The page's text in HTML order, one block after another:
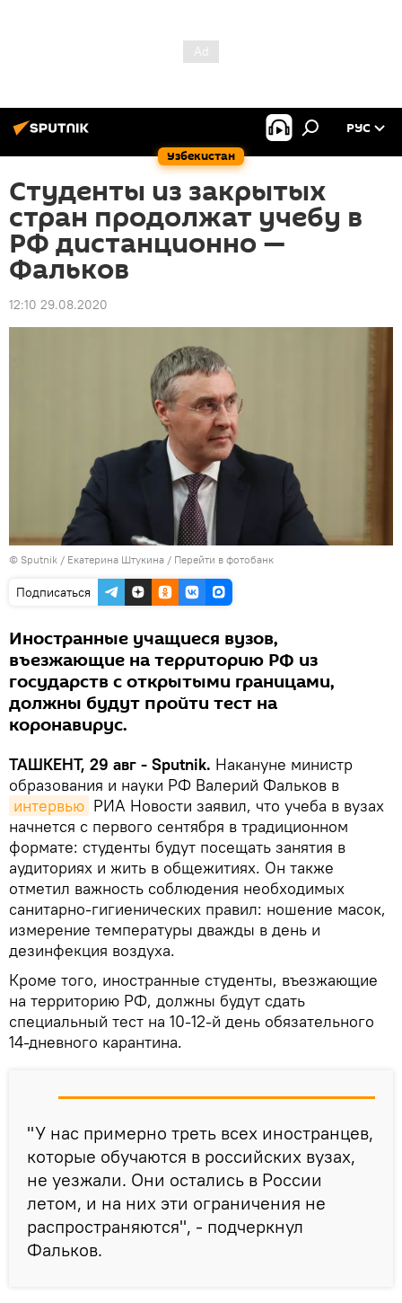
Узбекистан
РУС
Студенты из закрытых
стран продолжат учебу в
РФ дистанционно —
Фальков
12:10 29.08.2020
© Sputnik / Екатерина Штукина / Перейти в фотобанк
Подписаться
Иностранные учащиеся вузов,
въезжающие на территорию РФ из
государств с открытыми границами,
должны будут пройти тест на
коронавирус.
ТАШКЕНТ, 29 авг - Sputnik. Накануне министр
образования и науки РФ Валерий Фальков в
интервью РИА Новости заявил, что учеба в вузах
начнется с первого сентября в традиционном
формате: студенты будут посещать занятия в
аудиториях и жить в общежитиях. Он также
отметил важность соблюдения необходимых
санитарно-гигиенических правил: ношение масок,
измерение температуры дважды в день и
дезинфекция воздуха.
Кроме того, иностранные студенты, въезжающие
на территорию РФ, должны будут сдать
специальный тест на 10-12-й день обязательного
14-дневного карантина.
"У нас примерно треть всех иностранцев,
которые обучаются в российских вузах,
не уезжали. Они остались в России
летом, и на них эти ограничения не
распространяются", - подчеркнул
Фальков.